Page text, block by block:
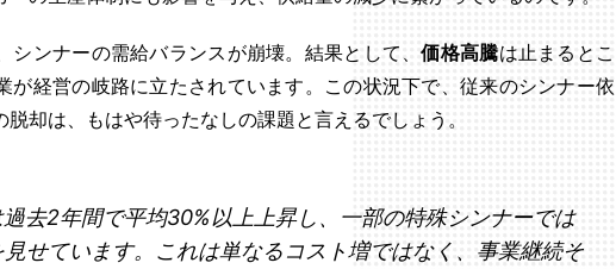
シンナーの需給バランスが崩壊。結果として、価格高騰は止まるとこ
が経営の岐路に立たされています。この状況下で、従来のシンナー依
却は、もはや待ったなしの課題と言えるでしょう。
過去2年間で平均30%以上上昇し、一部の特殊シンナーでは
せています。これは単なるコスト増ではなく、事業継続そ